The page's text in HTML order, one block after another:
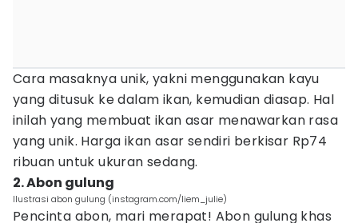
Cara masaknya unik, yakni menggunakan kayu
yang ditusuk ke dalam ikan, kemudian diasap. Hal
inilah yang membuat ikan asar menawarkan rasa
yang unik. Harga ikan asar sendiri berkisar Rp74
ribuan untuk ukuran sedang.
2. Abon gulung
Ilustrasi abon gulung (instagram.com/liem_julie)
Pencinta abon, mari merapat! Abon gulung khas